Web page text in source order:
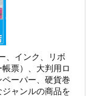
、インク、リボ
票）、大判用ロ
ーパー、硬貨巻
ャンルの商品を